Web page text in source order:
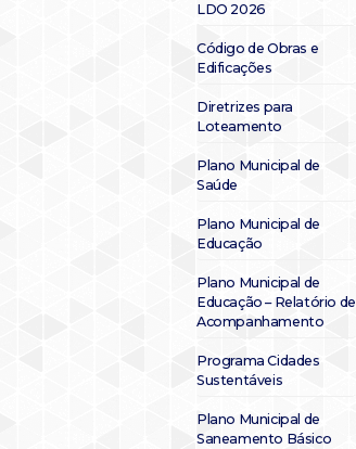
LDO 2026
Código de Obras e
Edificações
Diretrizes para
Loteamento
Plano Municipal de
Saúde
Plano Municipal de
Educação
Plano Municipal de
Educação – Relatório de
Acompanhamento
Programa Cidades
Sustentáveis
Plano Municipal de
Saneamento Básico